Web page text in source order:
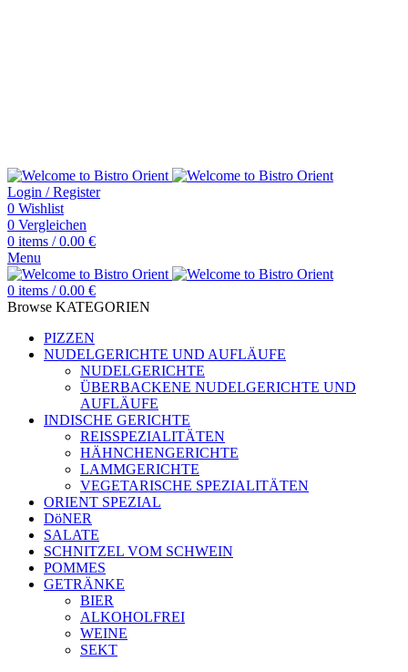
Login / Register
0 Wishlist
0 Vergleichen
0 items / 0.00 €
Menu
0 items / 0.00 €
Browse KATEGORIEN
PIZZEN
NUDELGERICHTE UND AUFLÄUFE
NUDELGERICHTE
ÜBERBACKENE NUDELGERICHTE UND
AUFLÄUFE
INDISCHE GERICHTE
REISSPEZIALITÄTEN
HÄHNCHENGERICHTE
LAMMGERICHTE
VEGETARISCHE SPEZIALITÄTEN
ORIENT SPEZIAL
DöNER
SALATE
SCHNITZEL VOM SCHWEIN
POMMES
GETRÄNKE
BIER
ALKOHOLFREI
WEINE
SEKT